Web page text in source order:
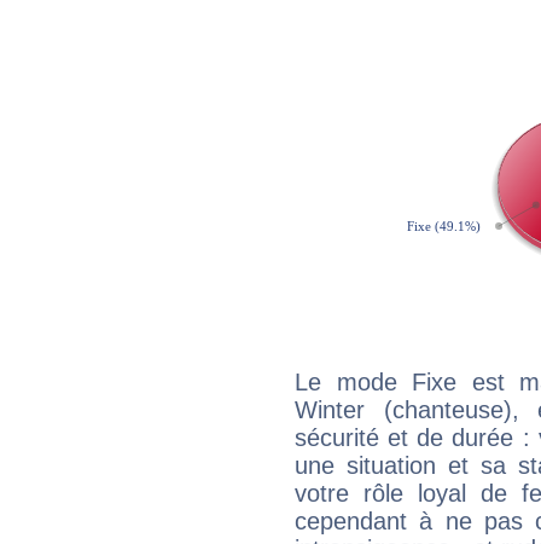
Le mode Fixe est
Winter
sécurité et de durée :
une situation et sa
votre rôle loyal de
cependant à ne pas